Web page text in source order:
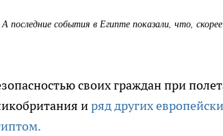
события в Египте показали, что,
своих граждан при
иряд других